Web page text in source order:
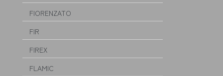
FIORENZATO
FIR
FIREX
FLAMIC